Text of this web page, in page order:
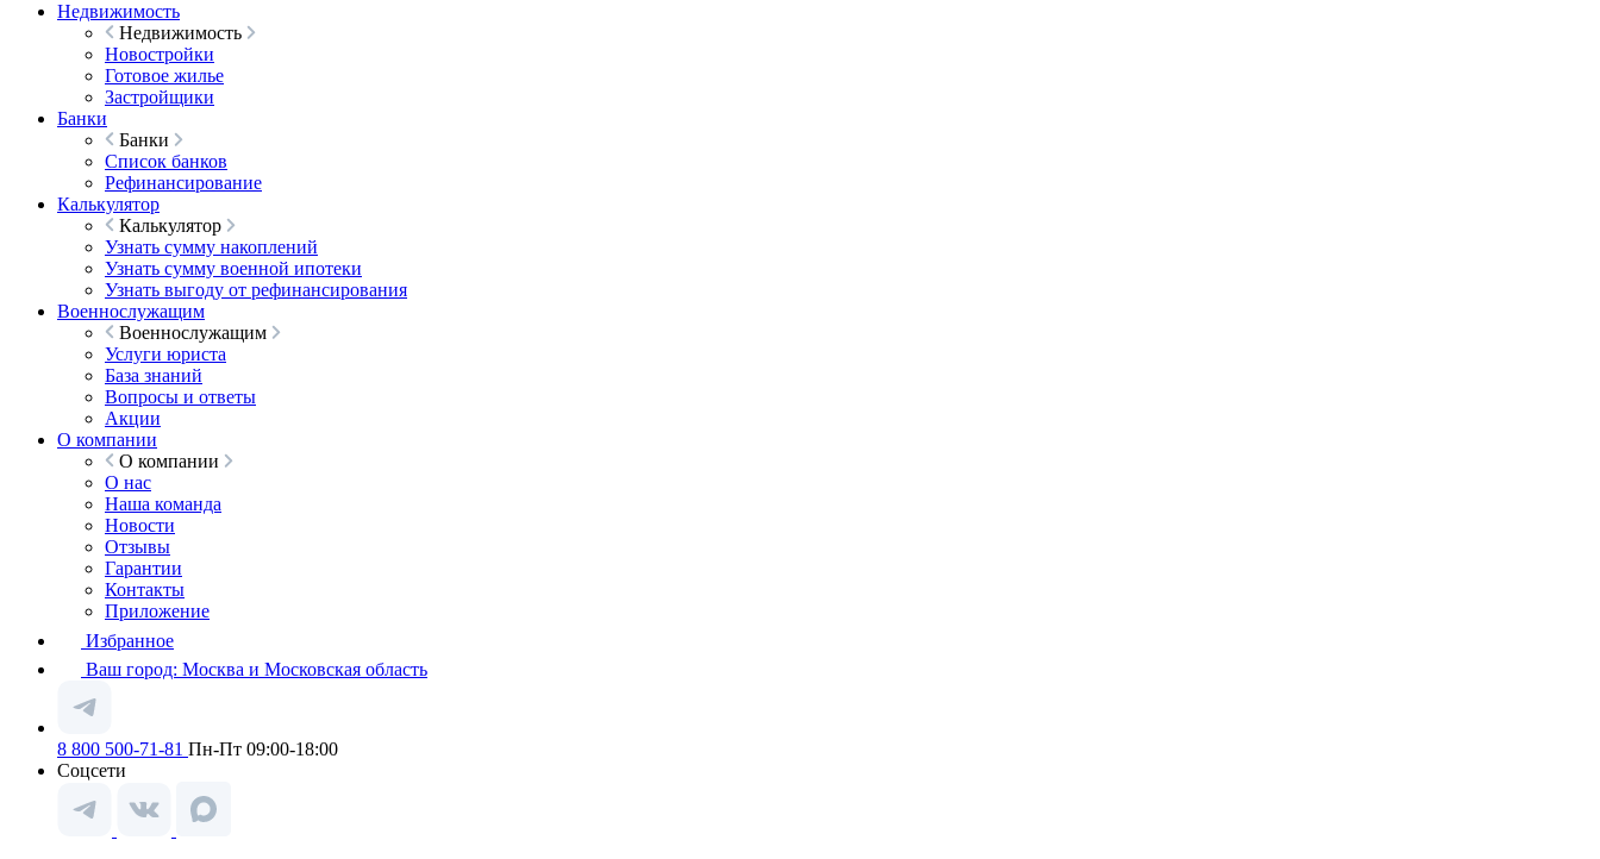
Недвижимость
Недвижимость
Новостройки
Готовое жилье
Застройщики
Банки
Банки
Список банков
Рефинансирование
Калькулятор
Калькулятор
Узнать сумму накоплений
Узнать сумму военной ипотеки
Узнать выгоду от рефинансирования
Военнослужащим
Военнослужащим
Услуги юриста
База знаний
Вопросы и ответы
Акции
О компании
О компании
О нас
Наша команда
Новости
Отзывы
Гарантии
Контакты
Приложение
Избранное
Ваш город: Москва и Московская область
8 800 500-71-81 Пн-Пт 09:00-18:00
Соцсети